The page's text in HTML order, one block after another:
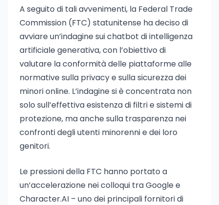
A seguito di tali avvenimenti, la Federal Trade
Commission (FTC) statunitense ha deciso di
avviare un’indagine sui chatbot di intelligenza
artificiale generativa, con l’obiettivo di
valutare la conformità delle piattaforme alle
normative sulla privacy e sulla sicurezza dei
minori online. L’indagine si è concentrata non
solo sull’effettiva esistenza di filtri e sistemi di
protezione, ma anche sulla trasparenza nei
confronti degli utenti minorenni e dei loro
genitori.
Le pressioni della FTC hanno portato a
un’accelerazione nei colloqui tra Google e
Character.AI – uno dei principali fornitori di